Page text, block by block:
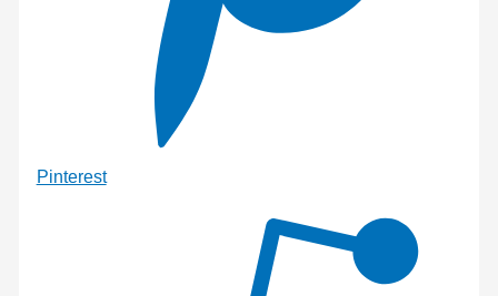
Pinterest